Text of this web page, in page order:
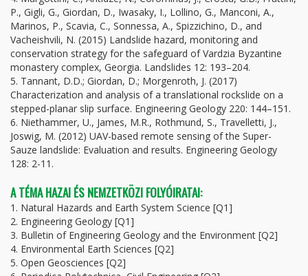
P., Gigli, G., Giordan, D., Iwasaky, I., Lollino, G., Manconi, A.,
Marinos, P., Scavia, C., Sonnessa, A., Spizzichino, D., and
Vacheishvili, N. (2015) Landslide hazard, monitoring and
conservation strategy for the safeguard of Vardzia Byzantine
monastery complex, Georgia. Landslides 12: 193–204.
5. Tannant, D.D.; Giordan, D.; Morgenroth, J. (2017)
Characterization and analysis of a translational rockslide on a
stepped-planar slip surface. Engineering Geology 220: 144–151.
6. Niethammer, U., James, M.R., Rothmund, S., Travelletti, J.,
Joswig, M. (2012) UAV-based remote sensing of the Super-
Sauze landslide: Evaluation and results. Engineering Geology
128: 2-11.
A TÉMA HAZAI ÉS NEMZETKÖZI FOLYÓIRATAI:
1. Natural Hazards and Earth System Science [Q1]
2. Engineering Geology [Q1]
3. Bulletin of Engineering Geology and the Environment [Q2]
4. Environmental Earth Sciences [Q2]
5. Open Geosciences [Q2]